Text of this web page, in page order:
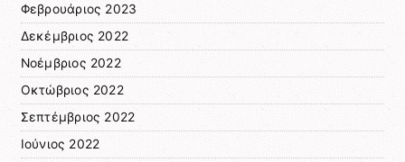
Φεβρουάριος 2023
Δεκέμβριος 2022
Νοέμβριος 2022
Οκτώβριος 2022
Σεπτέμβριος 2022
Ιούνιος 2022